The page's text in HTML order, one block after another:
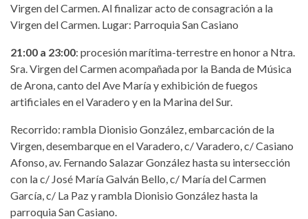
Virgen del Carmen. Al finalizar acto de consagración a la
Virgen del Carmen. Lugar: Parroquia San Casiano
21:00 a 23:00: procesión marítima-terrestre en honor a Ntra.
Sra. Virgen del Carmen acompañada por la Banda de Música
de Arona, canto del Ave María y exhibición de fuegos
artificiales en el Varadero y en la Marina del Sur.
Recorrido: rambla Dionisio González, embarcación de la
Virgen, desembarque en el Varadero, c/ Varadero, c/ Casiano
Afonso, av. Fernando Salazar González hasta su intersección
con la c/ José María Galván Bello, c/ María del Carmen
García, c/ La Paz y rambla Dionisio González hasta la
parroquia San Casiano.